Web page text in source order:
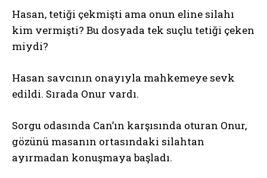
Hasan, tetiği çekmişti ama onun eline silahı
kim vermişti? Bu dosyada tek suçlu tetiği çeken
miydi?
Hasan savcının onayıyla mahkemeye sevk
edildi. Sırada Onur vardı.
Sorgu odasında Can’ın karşısında oturan Onur,
gözünü masanın ortasındaki silahtan
ayırmadan konuşmaya başladı.